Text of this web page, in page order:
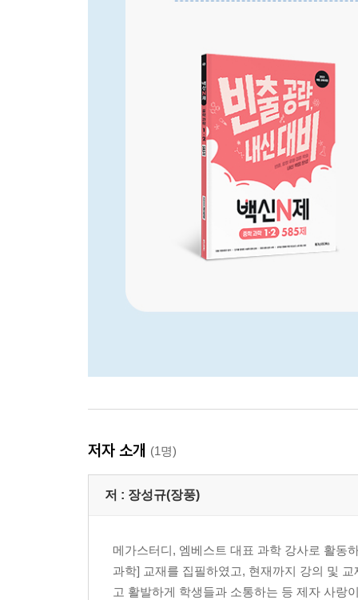
저자 소개 (1명)
저 : 장성규(장풍)
메가스터디, 엠베스트 대표 과학 강사로 활동
과학] 교재를 집필하였고, 현재까지 강의 및
고 활발하게 학생들과 소통하는 등 제자 사랑